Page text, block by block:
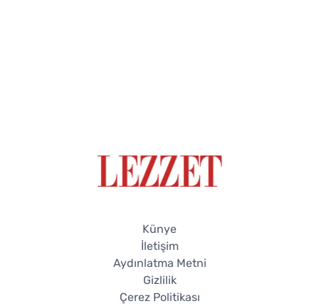
Künye
İletişim
Aydınlatma Metni
Gizlilik
Çerez Politikası